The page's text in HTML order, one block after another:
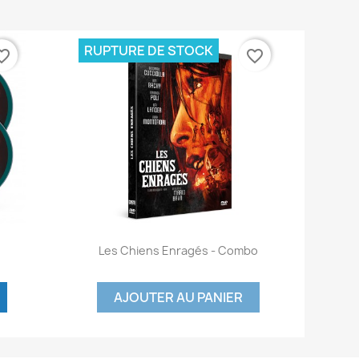
Aperçu rapide
Les Chiens Enragés - Combo
AJOUTER AU PANIER
RUPTURE DE STOCK favorite_border